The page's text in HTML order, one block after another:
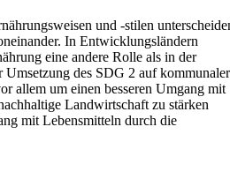
und -stilen
In Entwicklungsländern
eine andere Rolle als in der
des SDG 2 auf kommunaler
allem um einen besseren Umgang mit
Landwirtschaft zu stärken
mit Lebensmitteln durch die